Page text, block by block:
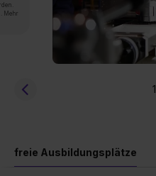
Mehr
1
freie Ausbildungsplätze